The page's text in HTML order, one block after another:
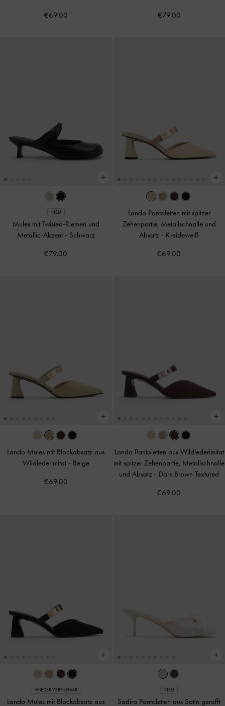
€69.00 €79.00
NEU
Mules mit Twisted-Riemen und
Metallic-Akzent - Schwarz
€79.00
Lando Pantoletten mit spitzer
Zehenpartie, Metallschnalle und
Absatz - Kreideweiß
€69.00
Lando Mules mit Blockabsatz aus
Wildlederimitat - Beige
€69.00
Lando Pantoletten aus Wildlederimitat
mit spitzer Zehenpartie, Metallschnalle
und Absatz - Dark Brown Textured
€69.00
WIEDER VERFÜGBAR
Lando Mules mit Blockabsatz aus
NEU
Sadira Pantoletten aus Satin gerafft